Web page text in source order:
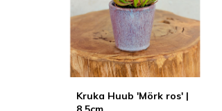
Kruka Huub 'Mörk ros' |